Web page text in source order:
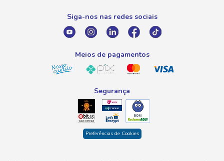
atendimento@savegnago.com.br
Siga-nos nas redes sociais
Meios de pagamentos
Segurança
Preferências de Cookies